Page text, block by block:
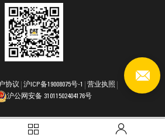
协议
沪ICP备19008075号-1
营业执照
沪公网安备 31011502404176号